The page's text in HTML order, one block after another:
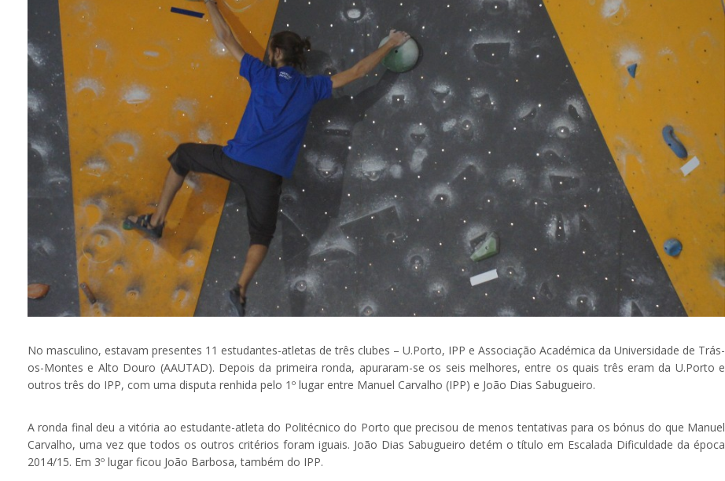
No masculino, estavam presentes 11 estudantes-atletas de três clubes – U.Porto, IPP e Associação Académica da Universidade de Trás-
os-Montes e Alto Douro (AAUTAD). Depois da primeira ronda, apuraram-se os seis melhores, entre os quais três eram da U.Porto e
outros três do IPP, com uma disputa renhida pelo 1º lugar entre Manuel Carvalho (IPP) e João Dias Sabugueiro.
A ronda final deu a vitória ao estudante-atleta do Politécnico do Porto que precisou de menos tentativas para os bónus do que Manuel
Carvalho, uma vez que todos os outros critérios foram iguais. João Dias Sabugueiro detém o título em Escalada Dificuldade da época
2014/15. Em 3º lugar ficou João Barbosa, também do IPP.